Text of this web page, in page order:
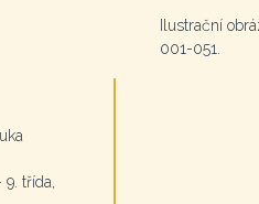
9. třída,
Ilustrační
001-051.